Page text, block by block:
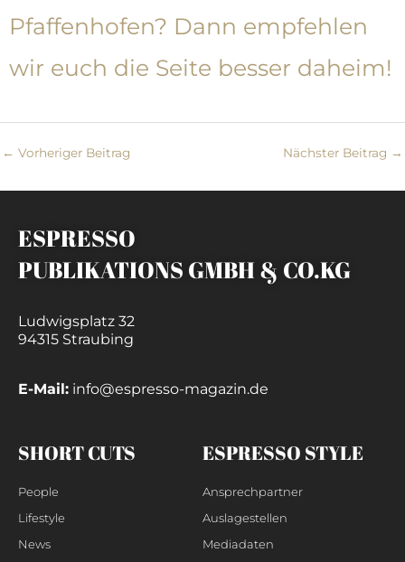
Pfaffenhofen? Dann empfehlen
wir euch die Seite besser daheim!
← Vorheriger Beitrag Nächster Beitrag →
ESPRESSO
PUBLIKATIONS GMBH & CO.KG
Ludwigsplatz 32
94315 Straubing
E-Mail: info@espresso-magazin.de
SHORT CUTS
People
Lifestyle
News
ESPRESSO STYLE
Ansprechpartner
Auslagestellen
Mediadaten